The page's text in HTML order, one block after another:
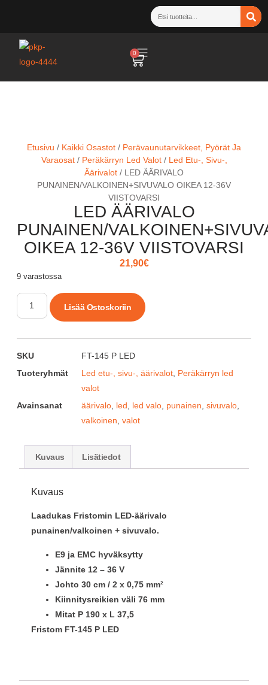
0
Etusivu / Kaikki Osastot / Perävaunutarvikkeet, Pyörät Ja
Varaosat/ Peräkärryn Led Valot/ Led Etu-, Sivu-,
Äärivalot / LED ÄÄRIVALO
PUNAINEN/VALKOINEN+SIVUVALO OIKEA 12-36V
VIISTOVARSI
LED ÄÄRIVALO
PUNAINEN/
OIKEA 12-36V VIISTOVARSI
21,90€
9 varastossa
Lisää Ostoskoriin
SKU
FT-145 P LED
Tuoteryhmät
Led etu-, sivu-, äärivalot Peräkärryn led
valot
Avainsanat
äärivalo led led valo punainen sivuvalo
valkoinen valot
Kuvaus Lisätiedot
Kuvaus
Laadukas Fristomin LED-äärivalo
punainen/valkoinen + sivuvalo.
E9 ja EMC hyväksytty
Jännite 12 – 36 V
Johto 30 cm / 2 x 0,75 mm²
Kiinnitysreikien väli 76 mm
Mitat P 190 x L 37,5
Fristom FT-145 P LED